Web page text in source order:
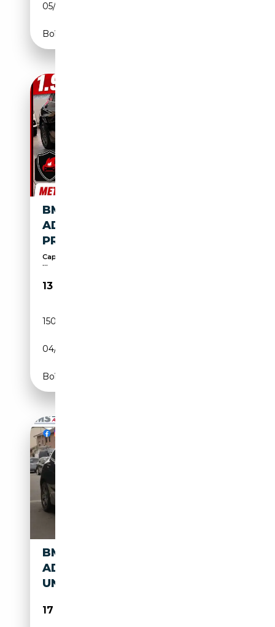
05/2018
Boîte manuelle
BMW 116 D BUSINESS
ADVANTAGE *SUPER
PROMO*IVA ESPOSTA*
Capteurs d'aide au stationnement avant, Détection
...
13 999€
150 000 km
04/2023
Boîte manuelle
BMW 118 118D BUSINESS
ADVANTAGE
UNICOPROPRIETARIO
17 900€